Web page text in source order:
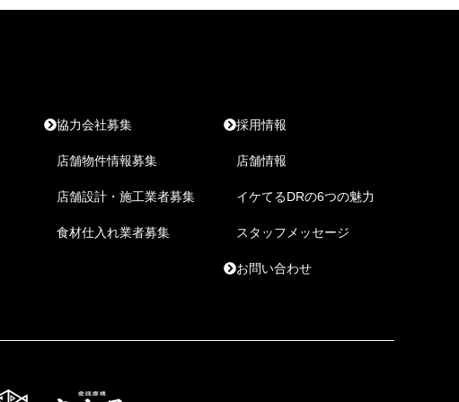
協力会社募集
店舗物件情報募集
店舗設計・施工業者募集
食材仕入れ業者募集
採用情報
店舗情報
イケてるDRの6つの魅力
スタッフメッセージ
お問い合わせ